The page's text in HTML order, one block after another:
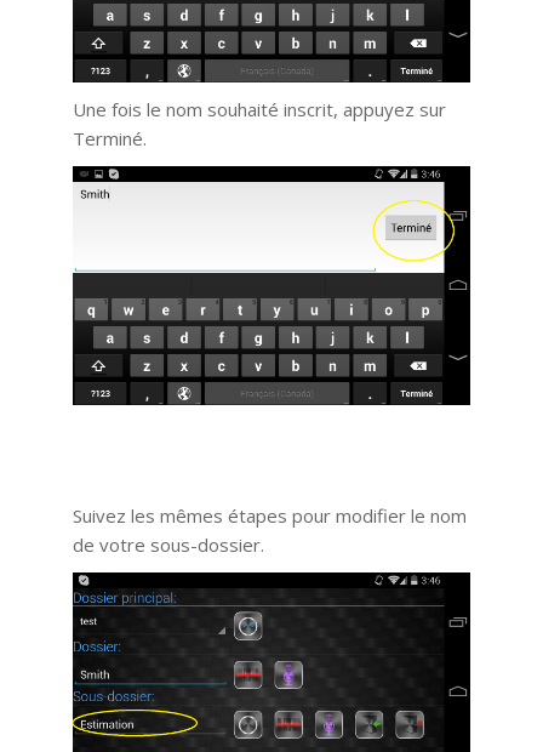
Une fois le nom souhaité inscrit, appuyez sur
Terminé.
Suivez les mêmes étapes pour modifier le nom
de votre sous-dossier.